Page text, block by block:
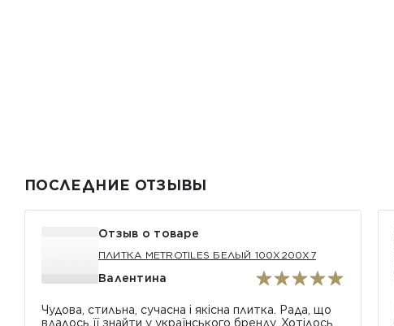
ПОСЛЕДНИЕ ОТЗЫВЫ
Отзыв о товаре
ПЛИТКА METROTILES БЕЛЫЙ 100X200X7
Валентина
Чудова, стильна, сучасна і якісна плитка. Рада, що
вдалось її знайти у українського бренду. Хотілось